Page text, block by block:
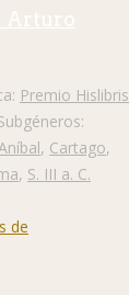
Arturo
Premio Hislibris
, Cartago,
, S. III a. C.